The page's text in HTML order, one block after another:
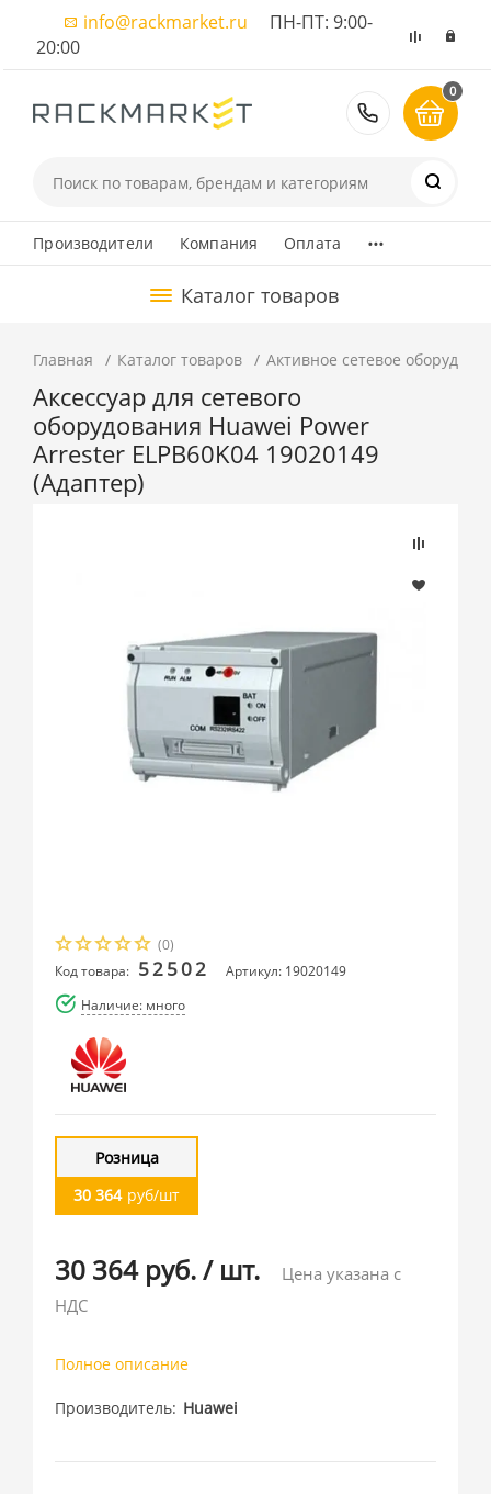
info@rackmarket.ru ПН-ПТ: 9:00-
20:00
8 (495)
0
Производители Компания Оплата ...
Каталог товаров
Главная Каталог товаров Активное сетевое
Аксессуар для сетевого
оборудования Huawei Power
Arrester ELPB60K04 19020149
(Адаптер)
(0)
Код товара: 52502
Артикул: 19020149
Наличие: много
Розница
30 364 руб/шт
30 364 руб./ шт.
Цена указана с
НДС
Полное описание
Производитель Huawei